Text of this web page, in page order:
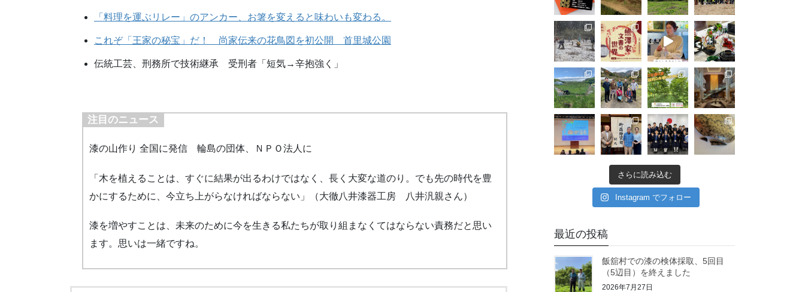
「料理を運ぶリレー」のアンカー、お箸を変えると味わいも変わる。
これぞ「王家の秘宝」だ！ 尚家伝来の花鳥図を初公開 首里城公園
伝統工芸、刑務所で技術継承 受刑者「短気→辛抱強く」
注目のニュース
漆の山作り 全国に発信 輪島の団体、ＮＰＯ法人に
「木を植えることは、すぐに結果が出るわけではなく、長く大変な道のり。でも先の時代を豊
かにするために、今立ち上がらなければならない」（大徹八井漆器工房 八井汎親さん）
漆を増やすことは、未来のために今を生きる私たちが取り組まなくてはならない責務だと思い
ます。思いは一緒ですね。
さらに読み込む
Instagram でフォロー
最近の投稿
飯舘村での漆の検体採取、5回目
（5辺目）を終えました
2026年7月27日